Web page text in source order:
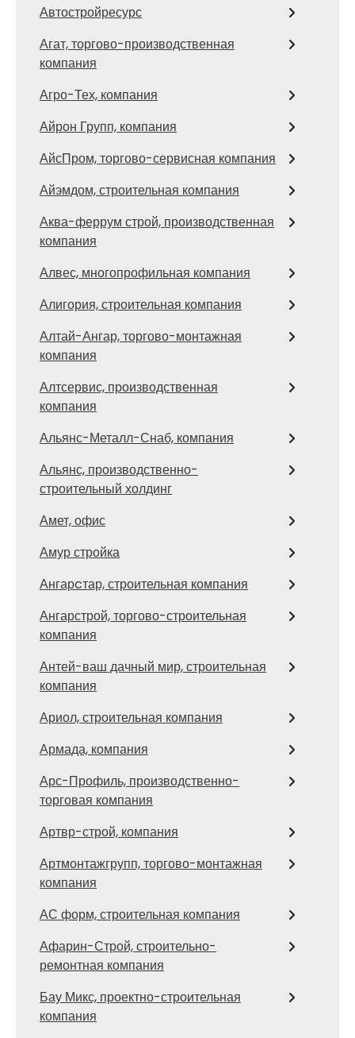
Автостройресурс
Агат, торгово-производственная
компания
Агро-Тех, компания
Айрон Групп, компания
АйсПром, торгово-сервисная компания
Айэмдом, строительная компания
Аква-феррум строй, производственная
компания
Алвес, многопрофильная компания
Алигория, строительная компания
Алтай-Ангар, торгово-монтажная
компания
Алтсервис, производственная
компания
Альянс-Металл-Снаб, компания
Альянс, производственно-
строительный холдинг
Амет, офис
Амур стройка
Ангарcтар, строительная компания
Ангарстрой, торгово-строительная
компания
Антей-ваш дачный мир, строительная
компания
Ариол, строительная компания
Армада, компания
Арс-Профиль, производственно-
торговая компания
Артвр-строй, компания
Артмонтажгрупп, торгово-монтажная
компания
АС форм, строительная компания
Афарин-Строй, строительно-
ремонтная компания
Бау Микс, проектно-строительная
компания